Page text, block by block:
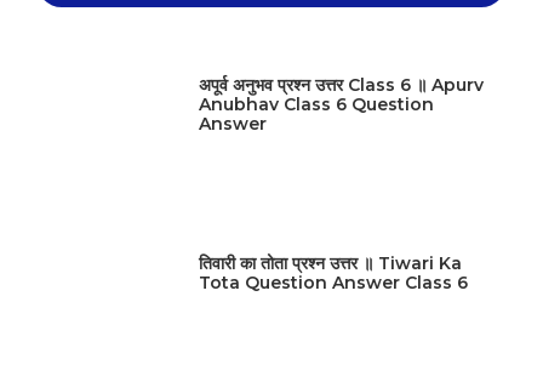
अपूर्व अनुभव प्रश्न उत्तर Class 6 ॥ Apurv
Anubhav Class 6 Question
Answer
तिवारी का तोता प्रश्न उत्तर ॥ Tiwari Ka
Tota Question Answer Class 6